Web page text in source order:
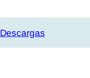
Descargas